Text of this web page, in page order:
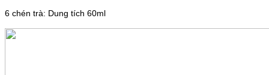
6 chén trà: Dung tích 60ml